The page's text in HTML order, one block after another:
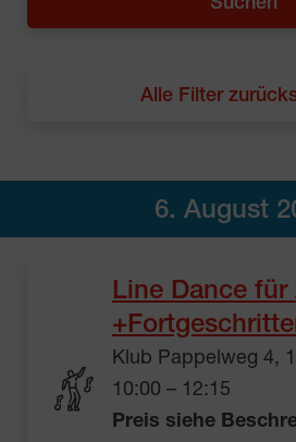
Alle Filter
6. August
Line Dance für
Klub Pappelweg 4,
10:00 – 12:15
Preis siehe